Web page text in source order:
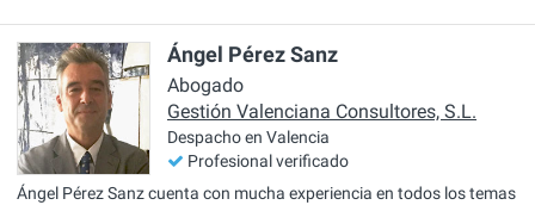
Ángel Pérez Sanz
Abogado
Gestión Valenciana Consultores, S.L.
Despacho en Valencia
Profesional verificado
Ángel Pérez Sanz cuenta con mucha experiencia en todos los temas